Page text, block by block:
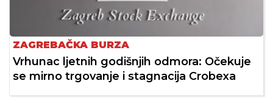
ZAGREBAČKA BURZA
Vrhunac ljetnih godišnjih odmora: Očekuje
se mirno trgovanje i stagnacija Crobexa